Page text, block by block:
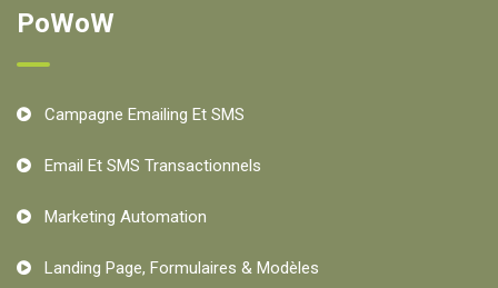
PoWoW
Campagne Emailing Et SMS
Email Et SMS Transactionnels
Marketing Automation
Landing Page, Formulaires & Modèles